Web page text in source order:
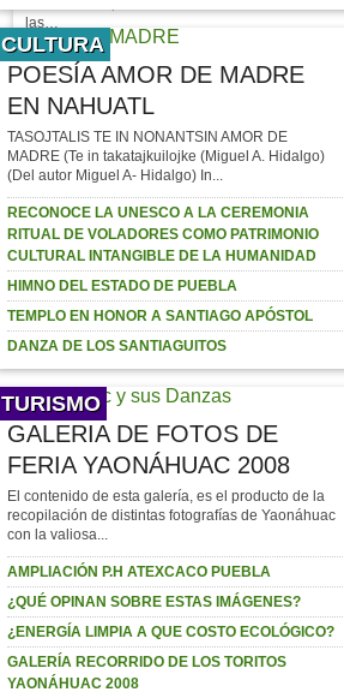
las…
INVITACIÓN AL BAILE DE
FERIA YAONÁHUAC 2017
CARTEL DE LUCHA LIBRE
– DOMINGO 23 DE JULIO
BAILE DE FERIA
YAONÁHUAC 2017
#Yaonáhuac #Puebla
#México
#FeriaYaonahuac2017 Cartel
de feria…
CULTURA
POESÍA AMOR DE MADRE
EN NAHUATL
TASOJTALIS TE IN NONANTSIN AMOR DE
MADRE (Te in takatajkuilojke (Miguel A. Hidalgo)
(Del autor Miguel A- Hidalgo) In...
RECONOCE LA UNESCO A LA CEREMONIA
RITUAL DE VOLADORES COMO PATRIMONIO
CULTURAL INTANGIBLE DE LA HUMANIDAD
HIMNO DEL ESTADO DE PUEBLA
TEMPLO EN HONOR A SANTIAGO APÓSTOL
DANZA DE LOS SANTIAGUITOS
TURISMO
GALERIA DE FOTOS DE
FERIA YAONÁHUAC 2008
El contenido de esta galería, es el producto de la
recopilación de distintas fotografías de Yaonáhuac
con la valiosa...
AMPLIACIÓN P.H ATEXCACO PUEBLA
¿QUÉ OPINAN SOBRE ESTAS IMÁGENES?
¿ENERGÍA LIMPIA A QUE COSTO ECOLÓGICO?
GALERÍA RECORRIDO DE LOS TORITOS
YAONÁHUAC 2008